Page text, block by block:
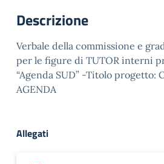
Descrizione
Verbale della commissione e
per le figure di TUTOR interni
“Agenda SUD” -Titolo progetto:
AGENDA
Allegati